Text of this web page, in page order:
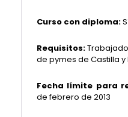
Curso con diploma:
Requisitos:
de pymes de Castilla y
Fecha límite para
de febrero de 2013